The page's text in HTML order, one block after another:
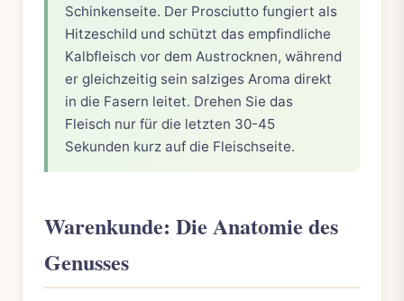
Schinkenseite. Der Prosciutto fungiert als
Hitzeschild und schützt das empfindliche
Kalbfleisch vor dem Austrocknen, während
er gleichzeitig sein salziges Aroma direkt
in die Fasern leitet. Drehen Sie das
Fleisch nur für die letzten 30-45
Sekunden kurz auf die Fleischseite.
Warenkunde: Die Anatomie des
Genusses